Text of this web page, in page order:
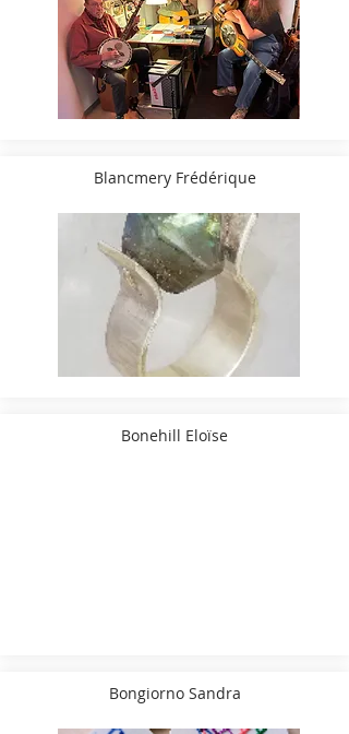
Blancmery Frédérique
Bonehill Eloïse
Bongiorno Sandra